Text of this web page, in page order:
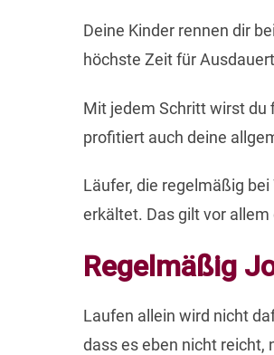
Deine Kinder rennen dir
höchste Zeit für
Mit jedem Schritt wirst du
profitiert auch deine
Läufer, die regelmäßig
erkältet. Das gilt vor
Regelmäßig
Laufen allein wird nicht
dass es eben nicht reicht,